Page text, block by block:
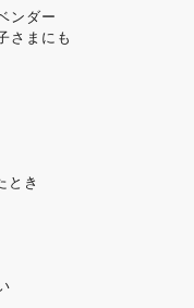
ンダー
さまにも
とき